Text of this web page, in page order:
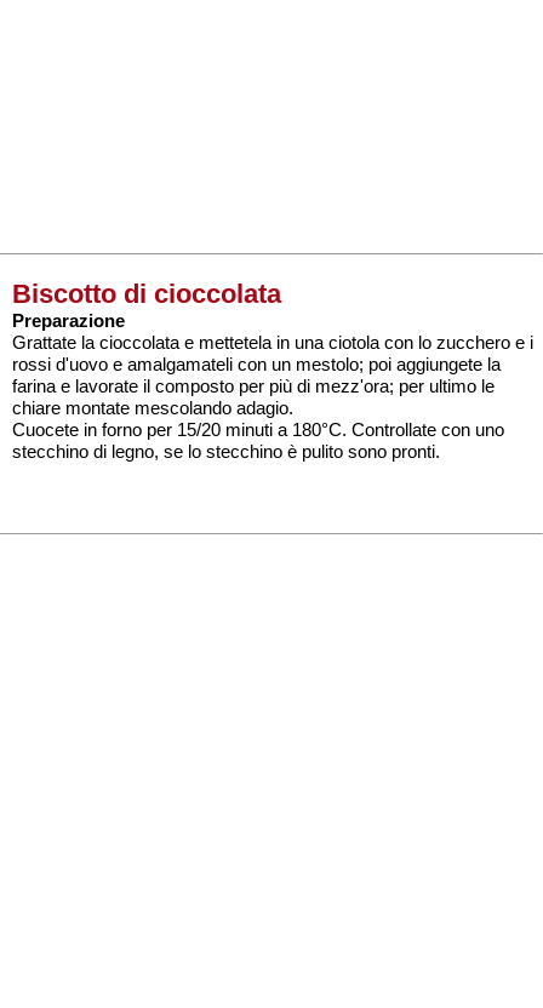
Biscotto di cioccolata
Preparazione
Grattate la cioccolata e mettetela in una ciotola con lo zucchero e i
rossi d'uovo e amalgamateli con un mestolo; poi aggiungete la
farina e lavorate il composto per più di mezz'ora; per ultimo le
chiare montate mescolando adagio.
Cuocete in forno per 15/20 minuti a 180°C. Controllate con uno
stecchino di legno, se lo stecchino è pulito sono pronti.